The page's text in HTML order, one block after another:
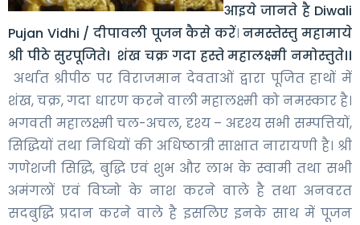
आइये जानते है Diwali
Pujan Vidhi / दीपावली पूजन कैसे करें।नमस्तेस्तु महामाये
श्री पीठे सुरपूजिते। शंख चक्र गदा हस्ते महालक्ष्मी नमोस्तुते।।
अर्थात श्रीपीठ पर विराजमान देवताओं द्वारा पूजित हाथों में
शंख, चक्र, गदा धारण करने वाली महालक्ष्मी को नमस्कार है।
भगवती महालक्ष्मी चल-अचल, दृश्य – अदृश्य सभी सम्पत्तियों,
सिद्धियों तथा निधियों की अधिष्ठात्री साक्षात नारायणी है। श्री
गणेशजी सिद्धि, बुद्धि एवं शुभ और लाभ के स्वामी तथा सभी
अमंगलों एवं विघ्नो के नाश करने वाले है तथा अनवरत
सदबुद्धि प्रदान करने वाले है इसलिए इनके साथ में पूजन